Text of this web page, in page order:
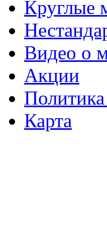
Круглые
Видео о
Акции
Карта